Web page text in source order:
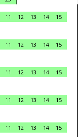
11 12 13 14
15
11 12 13 14
15
11 12 13 14
15
11 12 13 14
15
11 12 13 14
15